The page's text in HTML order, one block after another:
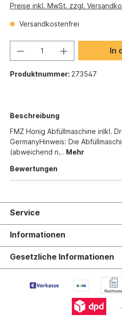
Preise inkl. MwSt. zzgl.
Versandkostenfrei
In
Produktnummer: 273547
Beschreibung
FMZ Honig Abfüllmaschine inlkl.
GermanyHinweis: Die
(abweichend n… Mehr
Bewertungen
Service
Informationen
Gesetzliche Informationen